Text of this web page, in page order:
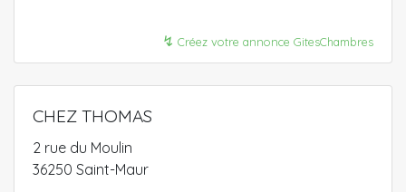
↯ Créez votre annonce GitesChambres
CHEZ THOMAS
2 rue du Moulin
36250 Saint-Maur